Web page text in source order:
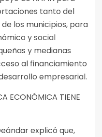
tanto del
los municipios, para
y social
y medianas
al financiamiento
empresarial.
ECONÓMICA TIENE
explicó que,